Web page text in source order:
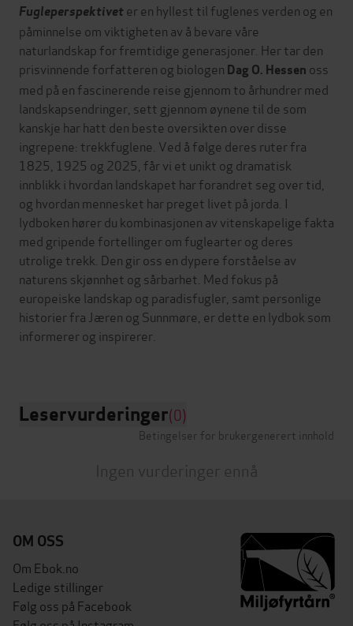
Fugleperspektiveter en hyllest til fuglenes verden og en
påminnelse om viktigheten av å bevare våre
naturlandskap for fremtidige generasjoner. Her tar den
prisvinnende forfatteren og biologen Dag O. Hessen oss
med på en fascinerende reise gjennom to århundrer med
landskapsendringer, sett gjennom øynene til de som
kanskje har hatt den beste oversikten over disse
ingrepene: trekkfuglene. Ved å følge deres ruter fra
1825, 1925 og 2025, får vi et unikt og dramatisk
innblikk i hvordan landskapet har forandret seg over tid,
og hvordan mennesket har preget livet på jorda. I
lydboken hører du kombinasjonen av vitenskapelige fakta
med gripende fortellinger om fuglearter og deres
utrolige trekk. Den gir oss en dypere forståelse av
naturens skjønnhet og sårbarhet. Med fokus på
europeiske landskap og paradisfugler, samt personlige
historier fra Jæren og Sunnmøre, er dette en lydbok som
informerer og inspirerer.
Leservurderinger(0)
Betingelser for brukergenerert innhold
Ingen vurderinger ennå
OM OSS
Om Ebok.no
Ledige stillinger
Følg oss på Facebook